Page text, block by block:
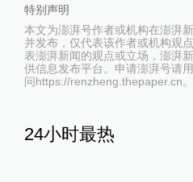
特别声明
本文为澎湃号作者或机构在澎湃
并发布，仅代表该作者或机构观
表澎湃新闻的观点或立场，澎湃
供信息发布平台。申请澎湃号请
问https://renzheng.thepaper.cn。
24小时最热